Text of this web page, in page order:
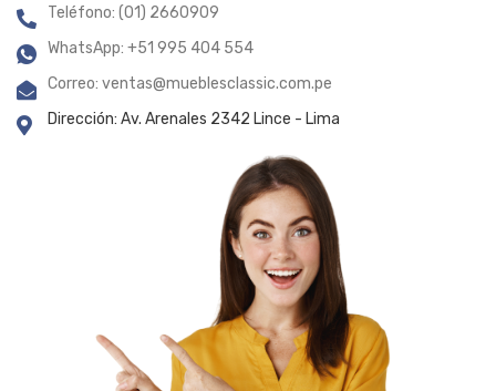
Teléfono: (01) 2660909
WhatsApp: +51 995 404 554
Correo: ventas@mueblesclassic.com.pe
Dirección: Av. Arenales 2342 Lince - Lima